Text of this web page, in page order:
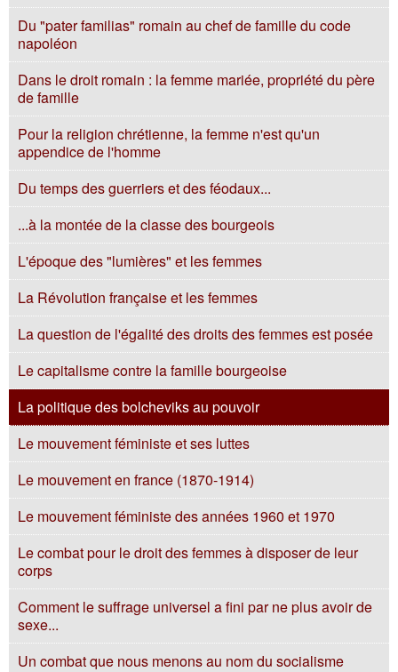
Du "pater familias" romain au chef de famille du code
napoléon
Dans le droit romain : la femme mariée, propriété du père
de famille
Pour la religion chrétienne, la femme n'est qu'un
appendice de l'homme
Du temps des guerriers et des féodaux...
...à la montée de la classe des bourgeois
L'époque des "lumières" et les femmes
La Révolution française et les femmes
La question de l'égalité des droits des femmes est posée
Le capitalisme contre la famille bourgeoise
La politique des bolcheviks au pouvoir
Le mouvement féministe et ses luttes
Le mouvement en france (1870-1914)
Le mouvement féministe des années 1960 et 1970
Le combat pour le droit des femmes à disposer de leur
corps
Comment le suffrage universel a fini par ne plus avoir de
sexe...
Un combat que nous menons au nom du socialisme